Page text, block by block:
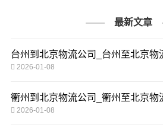
最新文章
台州到北京物流公司_台州至北京物
2026-01-08
衢州到北京物流公司_衢州至北京物
2026-01-08